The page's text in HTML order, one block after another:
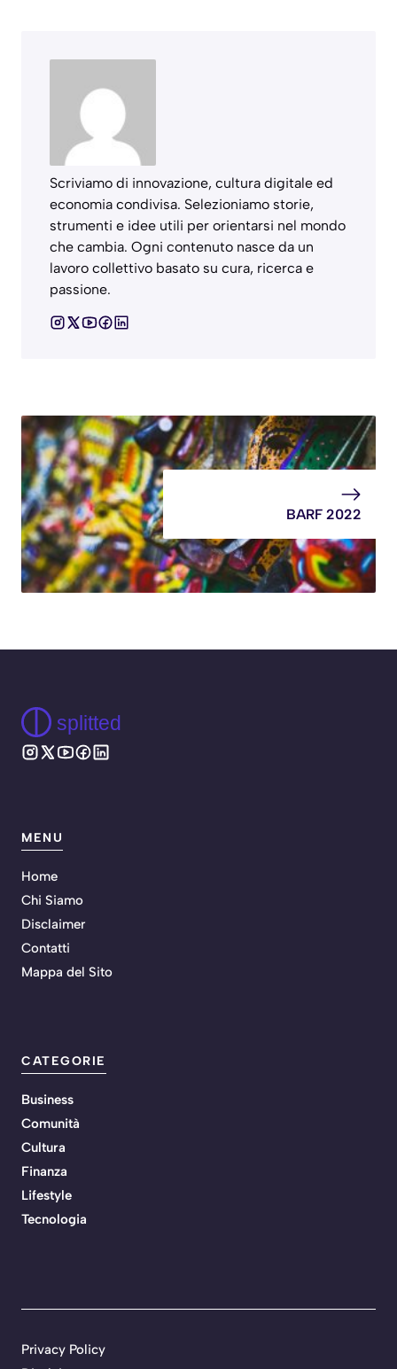
Scriviamo di innovazione, cultura digitale ed
economia condivisa. Selezioniamo storie,
strumenti e idee utili per orientarsi nel mondo
che cambia. Ogni contenuto nasce da un
lavoro collettivo basato su cura, ricerca e
passione.
BARF 2022
splitted
MENU
Home
Chi Siamo
Disclaimer
Contatti
Mappa del Sito
CATEGORIE
Business
Comunità
Cultura
Finanza
Lifestyle
Tecnologia
Privacy Policy